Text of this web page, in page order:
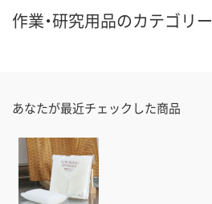
作業・研究用品のカテゴリー
あなたが最近チェックした商品